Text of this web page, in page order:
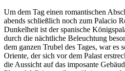
Um dem Tag einen romantischen
abends schließlich noch zum Palacio
Dunkelheit ist der spanische
durch die nächtliche Beleuchtung
dem ganzen Trubel des Tages, war es
Oriente, der sich vor dem Palast
die Aussicht auf das imposante